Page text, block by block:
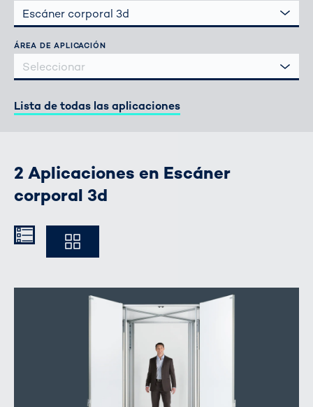
Escáner corporal 3d
ÁREA DE APLICACIÓN
Seleccionar
Lista de todas las aplicaciones
2 Aplicaciones en Escáner
corporal 3d
Kompakt